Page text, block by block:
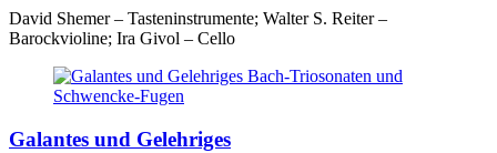
David Shemer – Tasteninstrumente; Walter S. Reiter –
Barockvioline; Ira Givol – Cello
Galantes und Gelehriges